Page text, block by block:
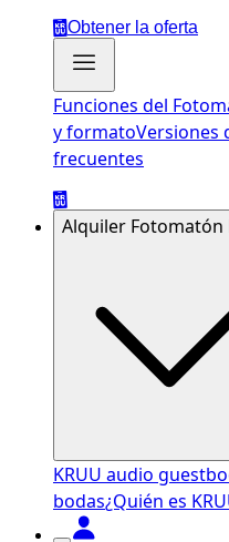
Obtener la oferta
Funciones del
y formatoVersiones
frecuentes
Alquiler Fotomatón
KRUU audio
bodas¿Quién es